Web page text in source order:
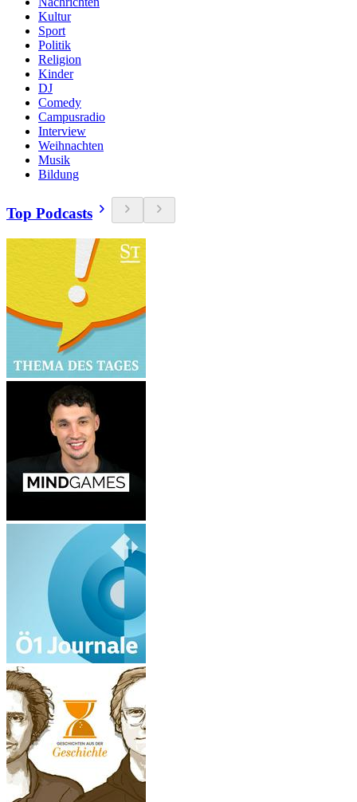
Kultur
Sport
Politik
Religion
Kinder
DJ
Comedy
Campusradio
Interview
Weihnachten
Musik
Bildung
Top Podcasts